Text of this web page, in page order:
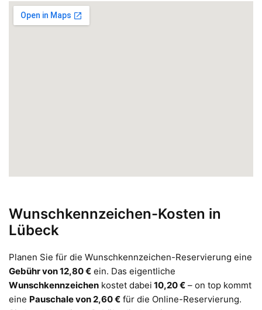
Wunschkennzeichen-Kosten in
Lübeck
Planen Sie für die Wunschkennzeichen-Reservierung eine
Gebühr von 12,80 € ein. Das eigentliche
Wunschkennzeichen kostet dabei 10,20 € – on top kommt
eine Pauschale von 2,60 € für die Online-Reservierung.